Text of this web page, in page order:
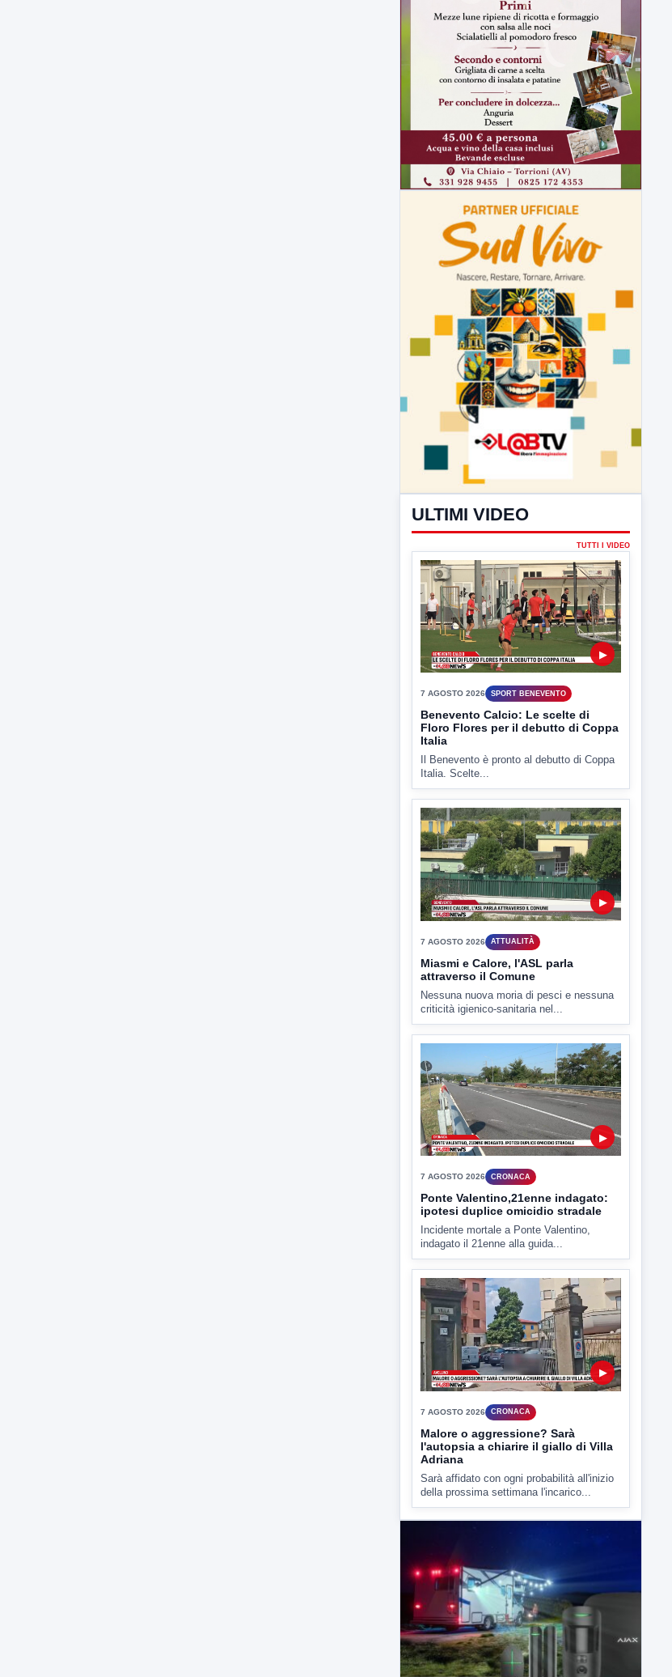
ULTIMI VIDEO
7 AGOSTO 2026
Benevento Calcio: Le scelte di
Italia
Il Benevento è pronto al debutto di Coppa
Italia. Scelte...
7 AGOSTO 2026 ATTUALITÀ
Miasmi e Calore, l'ASL parla
Nessuna nuova moria di pesci e nessuna
▶
CRONACA
Ponte Valentino,21enne indagato:
Incidente mortale a Ponte Valentino,
▶
CRONACA
Malore o aggressione? Sarà
Adriana
della prossima settimana l'incarico...